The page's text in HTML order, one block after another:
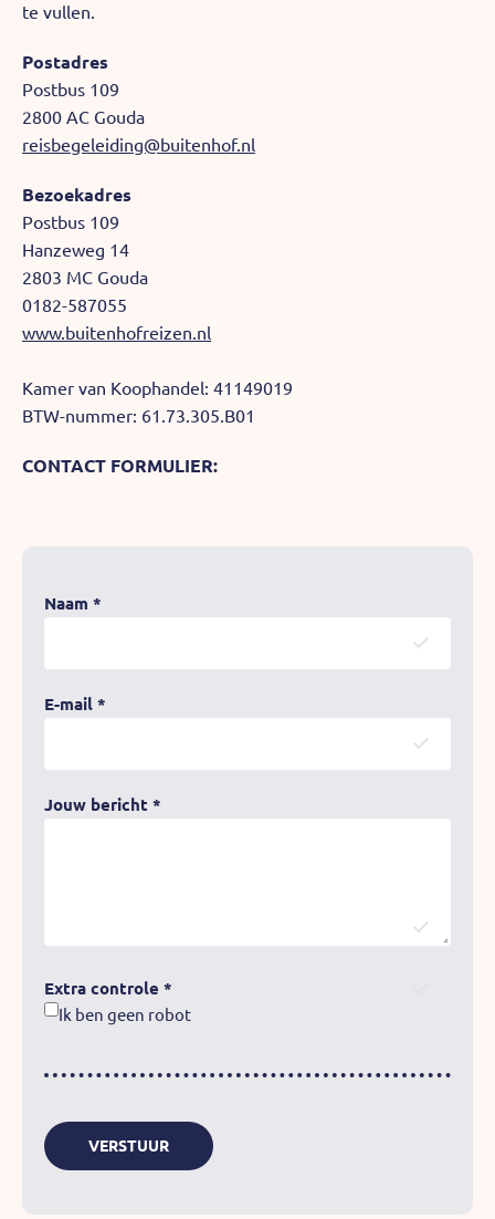
te vullen.
Postadres
Postbus 109
2800 AC Gouda
reisbegeleiding@buitenhof.nl
Bezoekadres
Postbus 109
Hanzeweg 14
2803 MC Gouda
0182-587055
www.buitenhofreizen.nl
Kamer van Koophandel: 41149019
BTW-nummer: 61.73.305.B01
CONTACT FORMULIER:
Naam *
E-mail *
Jouw bericht *
Extra controle *
Extra controle
Ik ben geen robot